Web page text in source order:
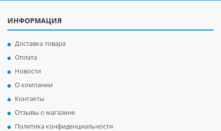
ИНФОРМАЦИЯ
Доставка товара
Оплата
Новости
О компании
Контакты
Отзывы о магазине
Политика конфиденциальности